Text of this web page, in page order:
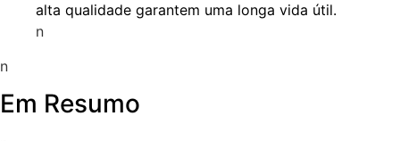
alta qualidade garantem uma longa vida útil.
n
n
Em Resumo